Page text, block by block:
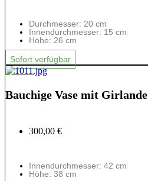
Durchmesser: 20 cm
Innendurchmesser: 15 cm
Höhe: 26 cm
Sofort verfügbar
Bauchige Vase mit Girlande
300,00 €
Innendurchmesser: 42 cm
Höhe: 38 cm